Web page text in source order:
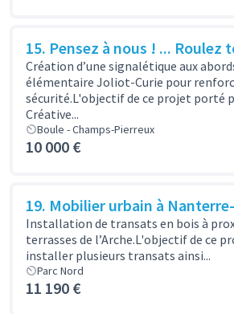
15. Pensez à nous ! ... Roulez
Création d’une signalétique aux
élémentaire Joliot-Curie pour
sécurité.L'objectif de ce projet porté
Créative...
Boule - Champs-Pierreux
10 000 €
19. Mobilier urbain à
Installation de transats en bois à
terrasses de l’Arche.L'objectif de ce
installer plusieurs transats ainsi...
Parc Nord
11 190 €